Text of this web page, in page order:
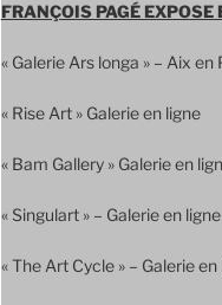
FRANÇOIS PAGÉ EXPOSE
« Galerie Ars longa » – Aix en
« Rise Art » Galerie en ligne
« Bam Gallery » Galerie en
« Singulart » – Galerie en ligne
« The Art Cycle » – Galerie en